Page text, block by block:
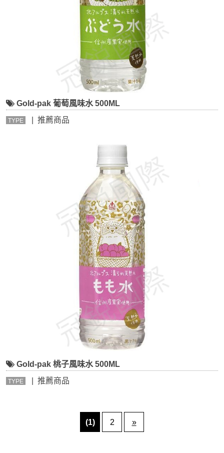
Gold-pak 葡萄風味水 500ML
TYPE | 推薦商品
Gold-pak 桃子風味水 500ML
TYPE | 推薦商品
(1) 2 »